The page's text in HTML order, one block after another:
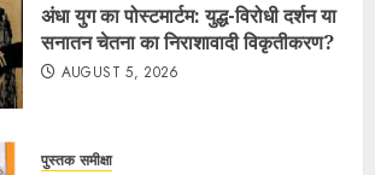
अंधा युग का पोस्टमार्टम: युद्ध-विरोधी दर्शन या
सनातन चेतना का निराशावादी विकृतीकरण?
AUGUST 5, 2026
पुस्तक समीक्षा